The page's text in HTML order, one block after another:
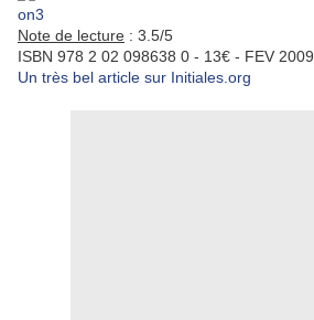
Note de lecture : 3.5/5
ISBN 978 2 02 098638 0 - 13€ - FEV 2009
Un très bel article sur Initiales.org